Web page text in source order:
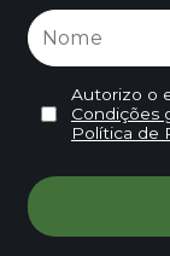
Autorizo o
Condições
Política de